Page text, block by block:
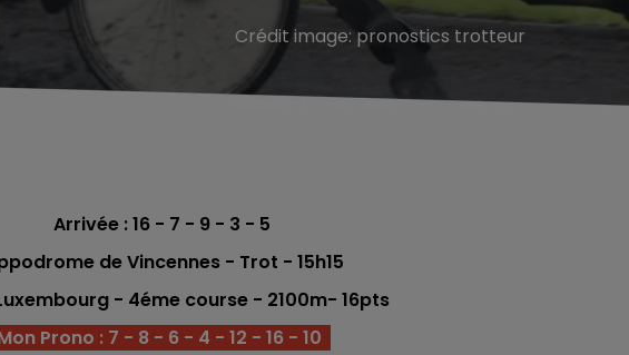
Crédit image: pronostics trotteur
Arrivée : 16 - 7 - 9 - 3 - 5
de Vincennes - Trot - 15h15
- 4éme course - 2100m- 16pts
Prono : 7 - 8 - 6 - 4 - 12 - 16 - 10